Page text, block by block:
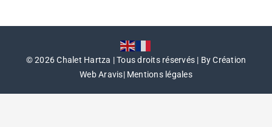
©2026 Chalet Hartza | Tous droits réservés | By Création
Web Aravis| Mentions légales